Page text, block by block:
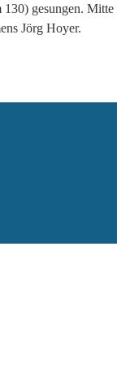
gesungen. Mitte
Jörg Hoyer.